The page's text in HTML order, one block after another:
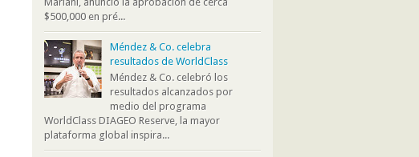
$500,000 en pré...
Méndez & Co. celebra
resultados de WorldClass
Méndez & Co. celebró los
resultados alcanzados por
medio del programa
WorldClass DIAGEO Reserve, la mayor
plataforma global inspira...